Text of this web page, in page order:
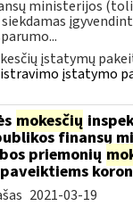
ministerijos
įstatymų
įstatymo
mokesčių
finansų
priemonių
2021-03-19